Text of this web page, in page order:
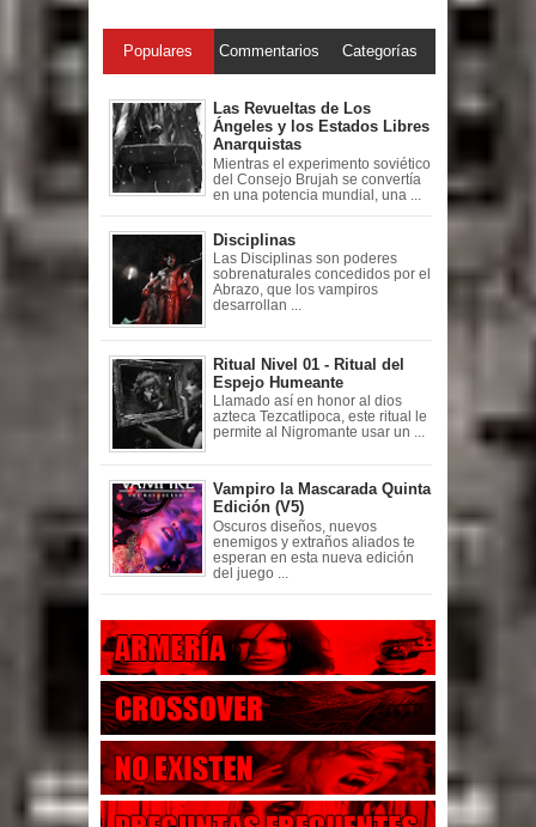
Populares Commentarios Categorías
Las Revueltas de Los
Ángeles y los Estados Libres
Anarquistas
Mientras el experimento soviético
del Consejo Brujah se convertía
en una potencia mundial, una ...
Disciplinas
Las Disciplinas son poderes
sobrenaturales concedidos por el
Abrazo, que los vampiros
desarrollan ...
Ritual Nivel 01 - Ritual del
Espejo Humeante
Llamado así en honor al dios
azteca Tezcatlipoca, este ritual le
permite al Nigromante usar un ...
Vampiro la Mascarada Quinta
Edición (V5)
Oscuros diseños, nuevos
enemigos y extraños aliados te
esperan en esta nueva edición
del juego ...